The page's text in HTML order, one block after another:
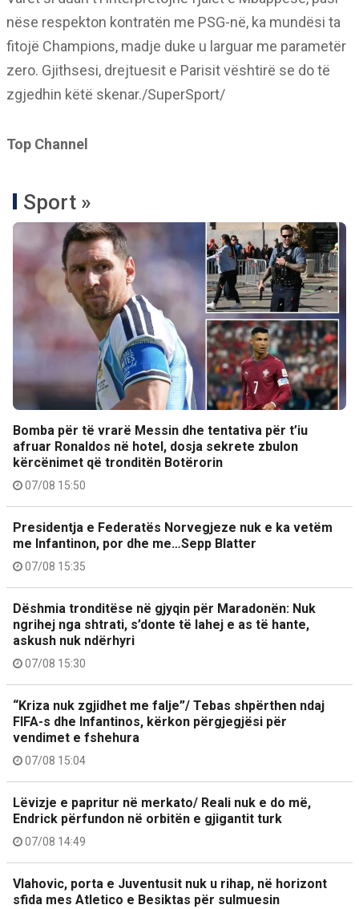
nëse respekton kontratën me PSG-në, ka mundësi ta
fitojë Champions, madje duke u larguar me parametër
zero. Gjithsesi, drejtuesit e Parisit vështirë se do të
zgjedhin këtë skenar./SuperSport/
Top Channel
Sport »
Bomba për të vrarë Messin dhe tentativa për t’iu
afruar Ronaldos në hotel, dosja sekrete zbulon
kërcënimet që tronditën Botërorin
07/08 15:50
Presidentja e Federatës Norvegjeze nuk e ka vetëm
me Infantinon, por dhe me…Sepp Blatter
07/08 15:35
Dëshmia tronditëse në gjyqin për Maradonën: Nuk
ngrihej nga shtrati, s’donte të lahej e as të hante,
askush nuk ndërhyri
07/08 15:30
“Kriza nuk zgjidhet me falje”/ Tebas shpërthen ndaj
FIFA-s dhe Infantinos, kërkon përgjegjësi për
vendimet e fshehura
07/08 15:04
Lëvizje e papritur në merkato/ Reali nuk e do më,
Endrick përfundon në orbitën e gjigantit turk
07/08 14:49
Vlahovic, porta e Juventusit nuk u rihap, në horizont
sfida mes Atletico e Besiktas për sulmuesin